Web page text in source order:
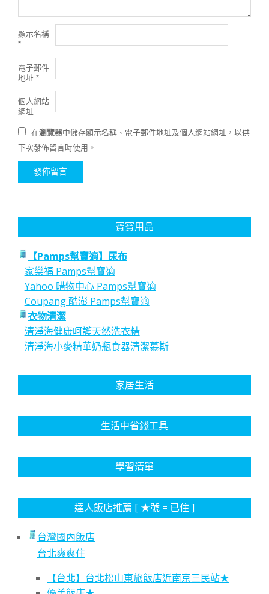
顯示名稱
*
電子郵件
地址 *
個人網站
網址
在瀏覽器中儲存顯示名稱、電子郵件地址及個人網站網址，以供
下次發佈留言時使用。
寶寶用品
【Pamps幫寶適】尿布
家樂福 Pamps幫寶適
Yahoo 購物中心 Pamps幫寶適
Coupang 酷澎 Pamps幫寶適
衣物清潔
清淨海健康呵護天然洗衣精
清淨海小麥精華奶瓶食器清潔慕斯
家居生活
生活中省錢工具
學習清單
達人飯店推薦 [ ★號 = 已住 ]
台灣國內飯店
台北爽爽住
【台北】台北松山東旅飯店近南京三民站★